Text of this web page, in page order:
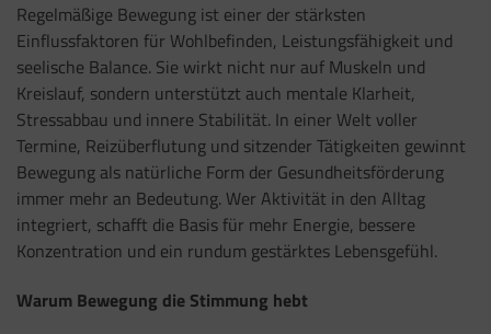
Regelmäßige Bewegung ist einer der stärksten
Einflussfaktoren für Wohlbefinden, Leistungsfähigkeit und
seelische Balance. Sie wirkt nicht nur auf Muskeln und
Kreislauf, sondern unterstützt auch mentale Klarheit,
Stressabbau und innere Stabilität. In einer Welt voller
Termine, Reizüberflutung und sitzender Tätigkeiten gewinnt
Bewegung als natürliche Form der Gesundheitsförderung
immer mehr an Bedeutung. Wer Aktivität in den Alltag
integriert, schafft die Basis für mehr Energie, bessere
Konzentration und ein rundum gestärktes Lebensgefühl.
Warum Bewegung die Stimmung hebt